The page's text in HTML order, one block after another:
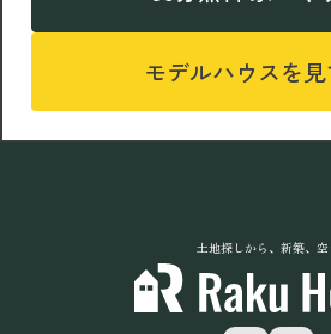
モデルハウスを
土地探しから、新築、